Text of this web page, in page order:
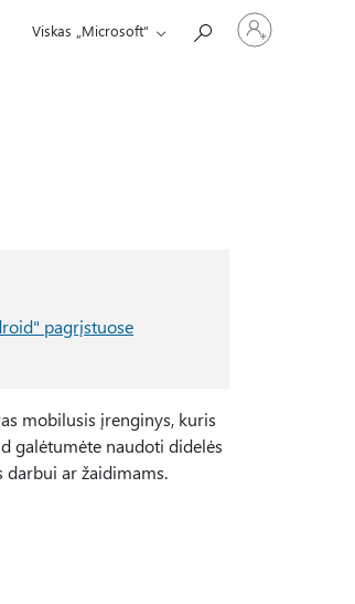
Viskas „Microsoft“
Prisijunkite
prie
paskyros
pagrįstuose
mobilusis įrenginys, kuris
galėtumėte naudoti didelės
darbui ar žaidimams.